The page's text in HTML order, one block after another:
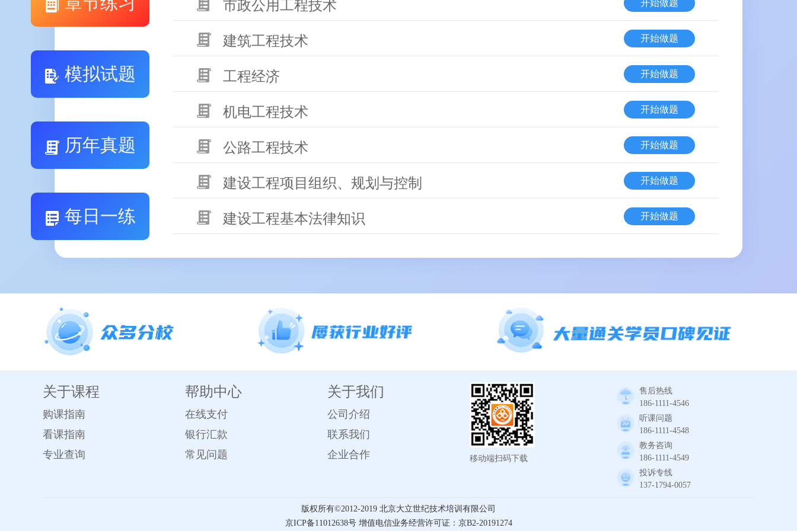
模拟试题
历年真题
每日一练
市政公用工程技术 开始做题
建筑工程技术 开始做题
工程经济 开始做题
机电工程技术 开始做题
公路工程技术 开始做题
建设工程项目组织、规划与控制 开始做题
建设工程基本法律知识 开始做题
关于课程
购课指南
看课指南
专业查询
帮助中心
在线支付
银行汇款
常见问题
关于我们
公司介绍
联系我们
企业合作
移动端扫码下载
售后热线
186-1111-4546
听课问题
186-1111-4548
教务咨询
186-1111-4549
投诉专线
137-1794-0057
版权所有©️2012-2019 北京大立世纪技术培训有限公司
京ICP备11012638号 增值电信业务经营许可证：京B2-20191274